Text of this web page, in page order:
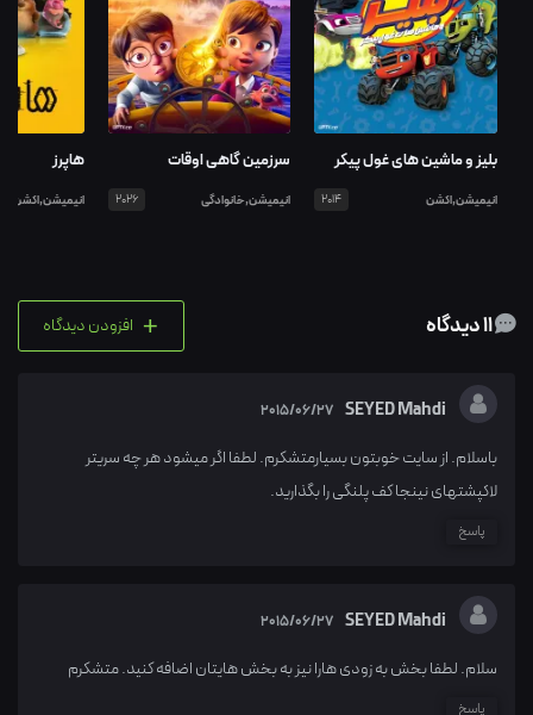
بلیز و ماشین های غول پیکر
انیمیشن,اکشن 2014
سرزمین گاهی اوقات
انیمیشن,خانوادگی 2026
هاپرز
انیمیشن,اکشن
+ افزودن دیدگاه
SEYED Mahdi
2015/06/27
باسلام. از سایت خوبتون بسیارمتشکرم. لطفا اگر میشود هر چه سریتر
لاکپشتهای نینجا کف پلنگی را بگذارید.
پاسخ
SEYED Mahdi
2015/06/27
سلام. لطفا بخش به زودی هارا نیز به بخش هایتان اضافه کنید. متشکرم
پاسخ